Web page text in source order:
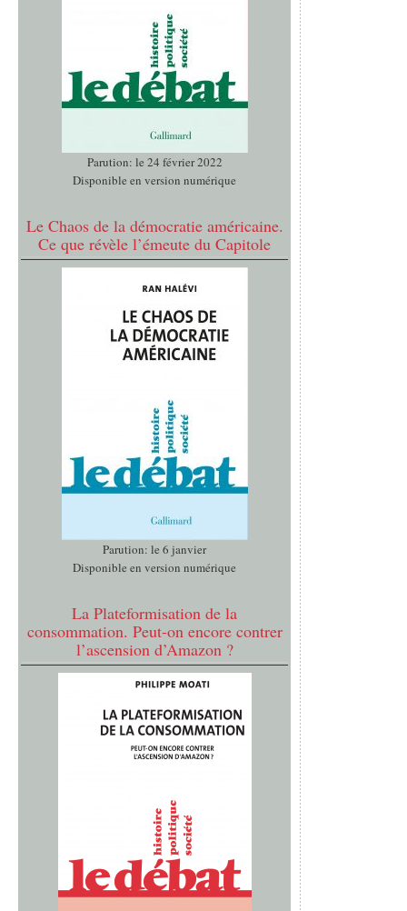
Parution: le 24 février 2022
Disponible en version numérique
Le Chaos de la démocratie américaine.
Ce que révèle l’émeute du Capitole
Parution: le 6 janvier
Disponible en version numérique
La Plateformisation de la
consommation. Peut-on encore contrer
l’ascension d’Amazon ?